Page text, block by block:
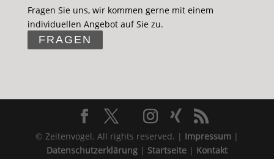
Fragen Sie uns, wir kommen gerne mit einem
individuellen Angebot auf Sie zu.
FRAGEN
© Zeitenvogel. All rights reserved. | Impressum|
Datenschutzerklärung| Startseite| Kontakt